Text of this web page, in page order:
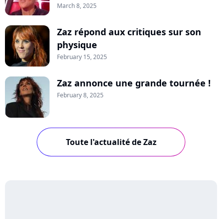
March 8, 2025
Zaz répond aux critiques sur son
physique
February 15, 2025
Zaz annonce une grande tournée !
February 8, 2025
Toute l'actualité de Zaz